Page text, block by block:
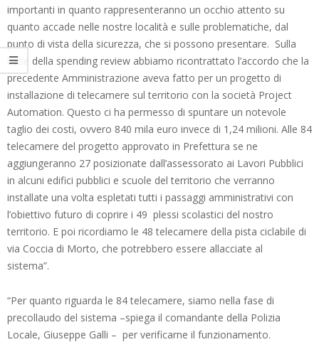
importanti in quanto rappresenteranno un occhio attento su
quanto accade nelle nostre località e sulle problematiche, dal
punto di vista della sicurezza, che si possono presentare. Sulla
base della spending review abbiamo ricontrattato l’accordo che la
precedente Amministrazione aveva fatto per un progetto di
installazione di telecamere sul territorio con la società Project
Automation. Questo ci ha permesso di spuntare un notevole
taglio dei costi, ovvero 840 mila euro invece di 1,24 milioni. Alle 84
telecamere del progetto approvato in Prefettura se ne
aggiungeranno 27 posizionate dall’assessorato ai Lavori Pubblici
in alcuni edifici pubblici e scuole del territorio che verranno
installate una volta espletati tutti i passaggi amministrativi con
l’obiettivo futuro di coprire i 49 plessi scolastici del nostro
territorio. E poi ricordiamo le 48 telecamere della pista ciclabile di
via Coccia di Morto, che potrebbero essere allacciate al
sistema”.
“Per quanto riguarda le 84 telecamere, siamo nella fase di
precollaudo del sistema –spiega il comandante della Polizia
Locale, Giuseppe Galli – per verificarne il funzionamento.